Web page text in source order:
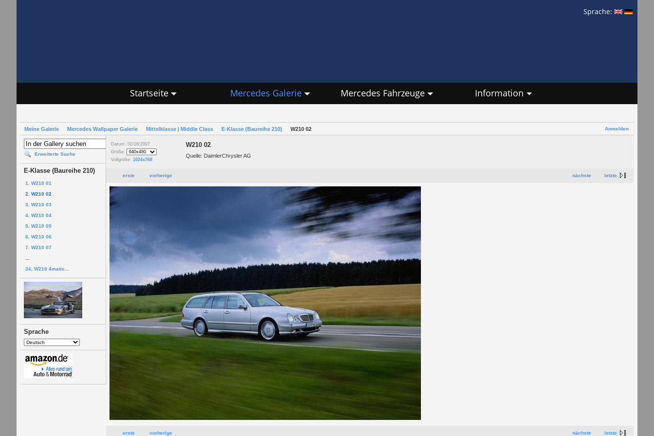
Sprache:
Startseite Mercedes Galerie Mercedes Fahrzeuge Information
Anmelden
Meine Galerie Mercedes Wallpaper Galerie Mittelklasse | Middle Class E-Klasse (Baureihe 210) W210 02
Erweiterte Suche
E-Klasse (Baureihe 210)
1. W210 01
2. W210 02
3. W210 03
4. W210 04
5. W210 05
6. W210 06
7. W210 07
34. W210 4matic...
Sprache
Datum: 01/16/2007
Größe:
Vollgröße: 1024x768
W210 02
Quelle: DaimlerChrysler AG
nächste letzte
erste vorherige
nächste letzte
erste vorherige